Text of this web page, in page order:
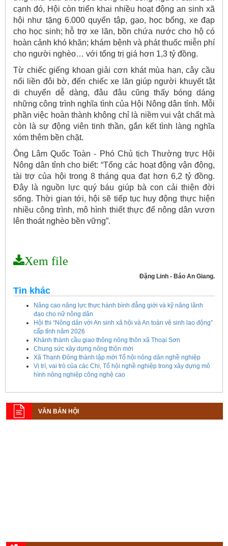
cạnh đó, Hội còn triển khai nhiều hoạt động an sinh xã
hội như tặng 6.000 quyển tập, gạo, học bổng, xe đạp
cho học sinh; hỗ trợ xe lăn, bồn chứa nước cho hộ có
hoàn cảnh khó khăn; khám bệnh và phát thuốc miễn phí
cho người nghèo… với tổng trị giá hơn 1,3 tỷ đồng.
Từ chiếc giếng khoan giải cơn khát mùa hạn, cây cầu
nối liền đôi bờ, đến chiếc xe lăn giúp người khuyết tật
di chuyển dễ dàng, đâu đâu cũng thấy bóng dáng
những công trình nghĩa tình của Hội Nông dân tỉnh. Mỗi
phần việc hoàn thành không chỉ là niềm vui vật chất mà
còn là sự động viên tinh thần, gắn kết tình làng nghĩa
xóm thêm bền chặt.
Ông Lâm Quốc Toàn - Phó Chủ tịch Thường trực Hội
Nông dân tỉnh cho biết: “Tổng các hoạt động vận động,
tài trợ của hội trong 8 tháng qua đạt hơn 6,2 tỷ đồng.
Đây là nguồn lực quý báu giúp bà con cải thiện đời
sống. Thời gian tới, hội sẽ tiếp tục huy động thực hiện
nhiều công trình, mô hình thiết thực để nông dân vươn
lên thoát nghèo bền vững”.
Xem file
Đặng Linh - Báo An Giang.
Tin khác
Nâng cao năng lực thực hành bình đẳng giới và kỹ năng lãnh
đạo cho nữ nông dân
Hội thi “Nông dân với An sinh xã hội và An toàn vệ sinh lao động”
cấp tỉnh năm 2026
Khánh thành cầu giao thông nông thôn xã Thoại Sơn
Chung sức xây dựng nông thôn mới
Xã Thạnh Đông thành lập mới Tổ hội nông dân nghề nghiệp
Vị trí, vai trò của các Chi, Tổ hội nghề nghiệp trong xây dựng mô
hình nông nghiệp công nghệ cao
VĂN BẢN HỘI